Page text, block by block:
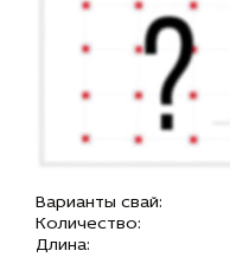
Варианты свай:
Количество:
Длина: